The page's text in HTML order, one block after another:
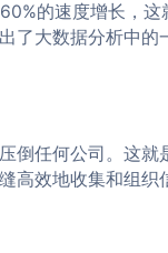
的速度增长，
了大数据分析中
倒任何公司。这
高效地收集和组织